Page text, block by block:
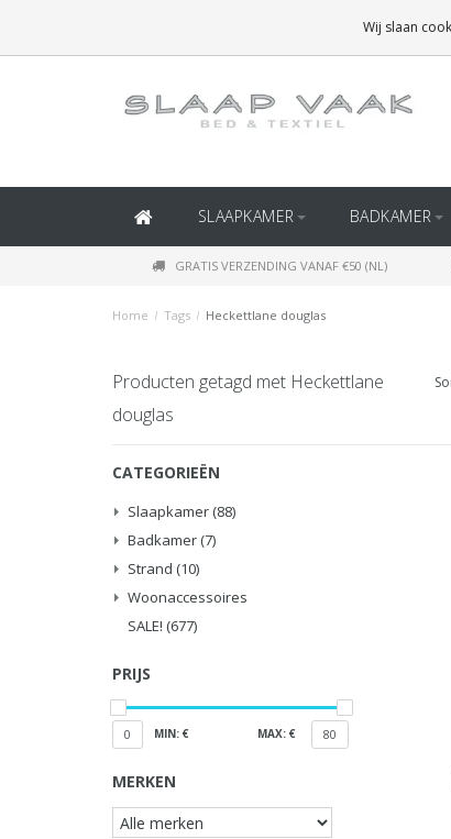
(BINNEN BELGIË)
SLAAPKAMER BADKAMER
GRATIS VERZENDING VANAF €50 (NL)
Home / Tags / Heckettlane douglas
Producten getagd met Heckettlane
douglas
CATEGORIEËN
Slaapkamer (88)
Badkamer (7)
Strand (10)
Woonaccessoires
SALE! (677)
PRIJS
0 MIN: € MAX: € 80
MERKEN
Wij slaan